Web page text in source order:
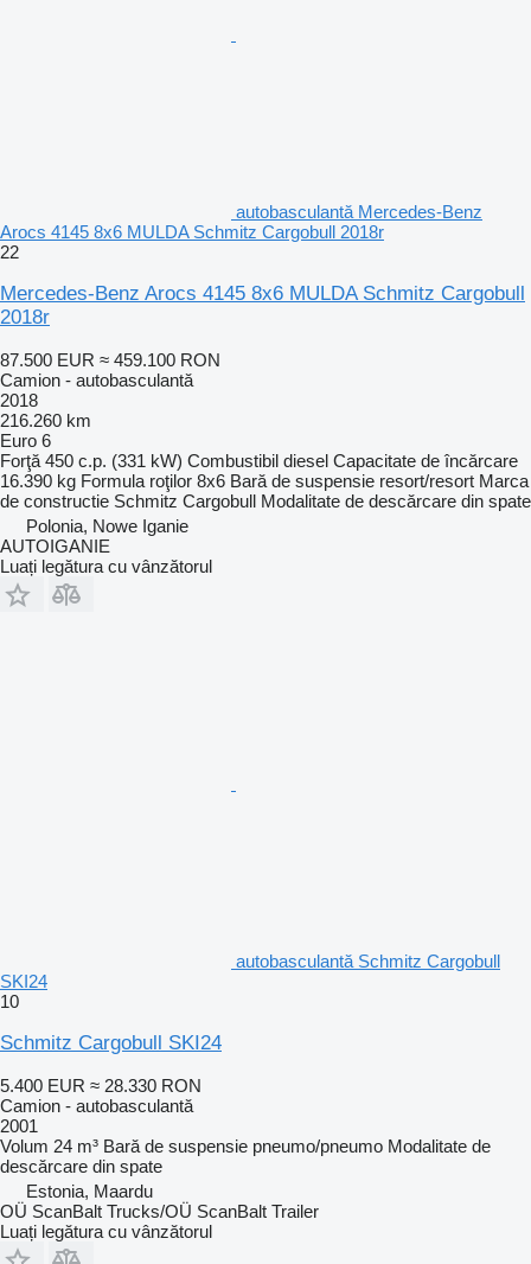
autobasculantă Mercedes-Benz
Arocs 4145 8x6 MULDA Schmitz Cargobull 2018r
22
Mercedes-Benz Arocs 4145 8x6 MULDA Schmitz Cargobull
2018r
87.500 EUR ≈ 459.100 RON
Camion - autobasculantă
2018
216.260 km
Euro 6
Forţă 450 c.p. (331 kW) Combustibil diesel Capacitate de încărcare
16.390 kg Formula roţilor 8x6 Bară de suspensie resort/resort Marca
de constructie Schmitz Cargobull Modalitate de descărcare din spate
Polonia, Nowe Iganie
AUTOIGANIE
Luați legătura cu vânzătorul
autobasculantă Schmitz Cargobull
SKI24
10
Schmitz Cargobull SKI24
5.400 EUR ≈ 28.330 RON
Camion - autobasculantă
2001
Volum 24 m³ Bară de suspensie pneumo/pneumo Modalitate de
descărcare din spate
Estonia, Maardu
OÜ ScanBalt Trucks/OÜ ScanBalt Trailer
Luați legătura cu vânzătorul